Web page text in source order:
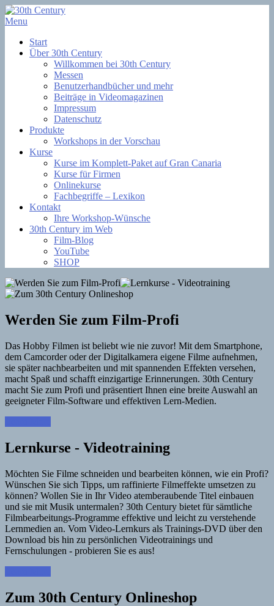
Skip
to
30th Century
Menu
Start
Über 30th Century
Willkommen bei 30th Century
Messen
Benutzerhandbücher und mehr
Beiträge in Videomagazinen
Impressum
Datenschutz
Produkte
Workshops in der Vorschau
Kurse
Kurse im Komplett-Paket auf Gran Canaria
Kurse für Firmen
Onlinekurse
Fachbegriffe – Lexikon
Kontakt
Ihre Workshop-Wünsche
30th Century im Web
Film-Blog
YouTube
SHOP
Werden Sie zum Film-Profi
Das Hobby Filmen ist beliebt wie nie zuvor! Mit dem Smartphone,
dem Camcorder oder der Digitalkamera eigene Filme aufnehmen,
sie später nachbearbeiten und mit spannenden Effekten versehen,
macht Spaß und schafft einzigartige Erinnerungen. 30th Century
macht Sie zum Profi und präsentiert Ihnen eine breite Auswahl an
geeigneter Film-Software und effektiven Lern-Medien.
Lernkurse - Videotraining
Möchten Sie Filme schneiden und bearbeiten können, wie ein Profi?
Wünschen Sie sich Tipps, um raffinierte Filmeffekte umsetzen zu
können? Wollen Sie in Ihr Video atemberaubende Titel einbauen
und sie mit Musik untermalen? 30th Century bietet für sämtliche
Filmbearbeitungs-Programme effektive und leicht zu verstehende
Lernmedien an. Vom Video-Lernkurs als Trainings-DVD über den
Download bis hin zu persönlichen Videotrainings und
Fernschulungen - probieren Sie es aus!
Zum 30th Century Onlineshop